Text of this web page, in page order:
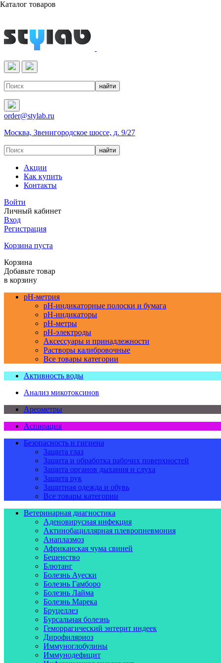
Реактивы & Оборудование
order@stylab.ru
Москва, Звенигородское шоссе, д. 9/27
Акции
Как купить
Контакты
Войти
Личный кабинет
Вход
Регистрация
Корзина пуста
Корзина
Добавьте товар
в корзину
pH-метрия
pH-индикаторные полоски и бумага
pH-индикаторы
pH-метры
pH-электроды
Аксессуары и принадлежности
Растворы калибровочные
Все товары категории
Активность воды
Анализ микотоксинов
Ареометры
Аспирация
Безопасность и гигиена
Защита глаз
Защита и обработка рабочих поверхностей
Защита органов дыхания и слуха
Защита рук
Защитная одежда и обувь
Все товары категории
Ветеринарная диагностика
Аденовирусная инфекция
Актинобациллярная плевропневмония
Анаплазмоз
Африканская чума свиней
Бешенство
Блютанг
Болезнь Ауески
Болезнь Гамборо
Болезнь Лайма
Болезнь Марека
Бруцеллез
Бурсальная болезнь
Геморрагический энтерит индеек
Дирофиляриоз
Иммуноглобулины
Иммунодефицит
Каталог товаров